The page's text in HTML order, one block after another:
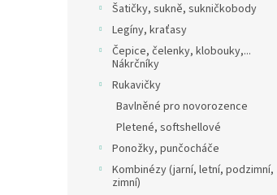
Šatičky, sukně, sukničkobody
Legíny, kraťasy
Čepice, čelenky, klobouky,...
Nákrčníky
Rukavičky
Bavlněné pro novorozence
Pletené, softshellové
Ponožky, punčocháče
Kombinézy (jarní, letní, podzimní,
zimní)